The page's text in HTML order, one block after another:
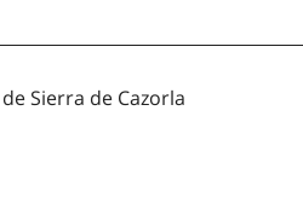
Sierra de Cazorla